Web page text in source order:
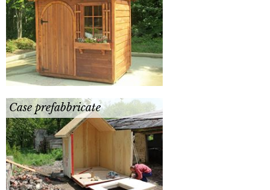
Case prefabbricate